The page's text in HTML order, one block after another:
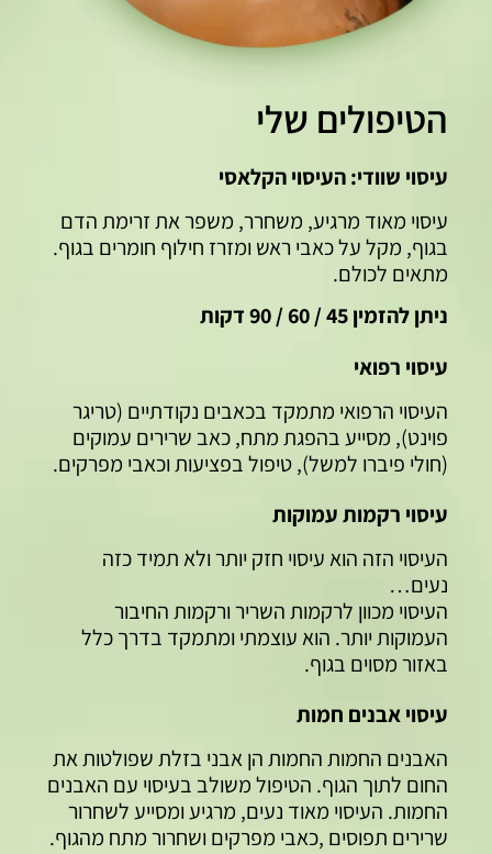
הטיפולים שלי
עיסוי שוודי: העיסוי הקלאסי
עיסוי מאוד מרגיע, משחרר, משפר את זרימת הדם
בגוף, מקל על כאבי ראש ומזרז חילוף חומרים בגוף.
מתאים לכולם.
ניתן להזמין 45 / 60 / 90 דקות
עיסוי רפואי
העיסוי הרפואי מתמקד בכאבים נקודתיים (טריגר
פוינט), מסייע בהפגת מתח, כאב שרירים עמוקים
(חולי פיברו למשל), טיפול בפציעות וכאבי מפרקים.
עיסוי רקמות עמוקות
העיסוי הזה הוא עיסוי חזק יותר ולא תמיד כזה
נעים…
העיסוי מכוון לרקמות השריר ורקמות החיבור
העמוקות יותר. הוא עוצמתי ומתמקד בדרך כלל
באזור מסוים בגוף.
עיסוי אבנים חמות
האבנים החמות החמות הן אבני בזלת שפולטות את
החום לתוך הגוף. הטיפול משולב בעיסוי עם האבנים
החמות. העיסוי מאוד נעים, מרגיע ומסייע לשחרור
שרירים תפוסים ,כאבי מפרקים ושחרור מתח מהגוף.